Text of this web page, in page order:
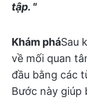
tập. "
Khám pháSau
về mối quan
đầu bằng các
Bước này giúp